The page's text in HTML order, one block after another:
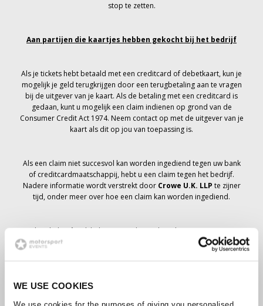
WE USE COOKIES
stop te zetten.
Aan partijen die kaartjes hebben gekocht bij het bedrijf
Als je tickets hebt betaald met een creditcard of debetkaart, kun je
mogelijk je geld terugkrijgen door een terugbetaling aan te vragen
bij de uitgever van je kaart. Als de betaling met een creditcard is
gedaan, kunt u mogelijk een claim indienen op grond van de
Consumer Credit Act 1974. Neem contact op met de uitgever van je
kaart als dit op jou van toepassing is.
Als een claim niet succesvol kan worden ingediend tegen uw bank
of creditcardmaatschappij, hebt u een claim tegen het bedrijf.
Nadere informatie wordt verstrekt door Crowe U.K. LLP te zijner
tijd, onder meer over hoe een claim kan worden ingediend.
Als je hebtnietIk heb een annuleringsbericht ontvangen met
betrekking tot je ticketbestelling, je boeking is niet geannuleerd en
er wordt verwacht dat je de tickets die je hebt besteld te zijner tijd
zult ontvangen. Het management van het bedrijf werkt samen met